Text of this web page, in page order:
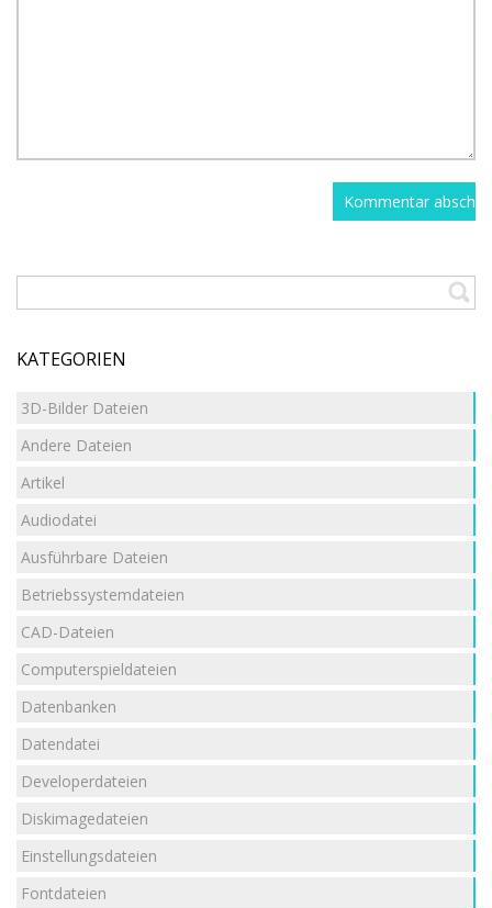
KATEGORIEN
3D-Bilder Dateien
Andere Dateien
Artikel
Audiodatei
Ausführbare Dateien
Betriebssystemdateien
CAD-Dateien
Computerspieldateien
Datenbanken
Datendatei
Developerdateien
Diskimagedateien
Einstellungsdateien
Fontdateien